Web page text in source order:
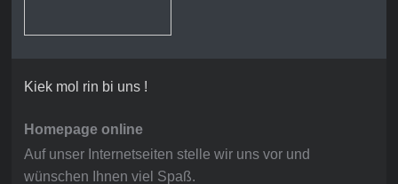
Kiek mol rin bi uns !
Homepage online
Auf unser Internetseiten stelle wir uns vor und
wünschen Ihnen viel Spaß.